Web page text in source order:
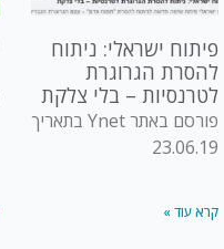
פיתוח ישראלי: ניתוח
להסרת הגרוגרת
לטרנסיות – בלי צלקת
פורסם באתר Ynet בתאריך
23.06.19
קרא עוד »